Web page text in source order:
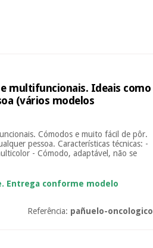
multifuncionais. Ideais como
(vários modelos
Cómodos e muito fácil de pôr.
pessoa. Características técnicas: -
- Cómodo, adaptável, não se
Entrega conforme modelo
Referência: pañuelo-oncologico